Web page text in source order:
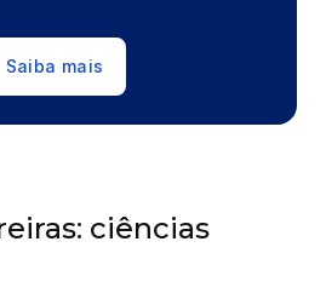
Saiba mais
ciências